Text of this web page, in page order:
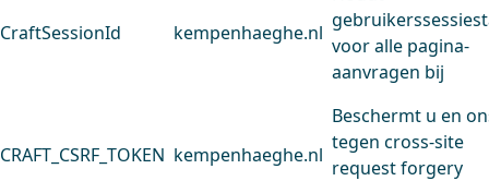
CraftSessionId kempenhaeghe.nl
voor alle pagina-
aanvragen bij
CRAFT_CSRF_TOKEN kempenhaeghe.nl
Beschermt u en
tegen cross-site
request forgery